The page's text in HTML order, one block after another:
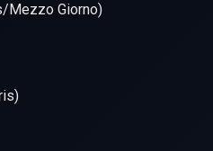
Mezzo Giorno)